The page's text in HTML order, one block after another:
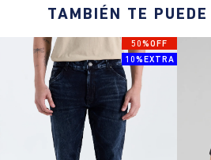
TAMBIÉN TE
50%OFF
10%EXTRA